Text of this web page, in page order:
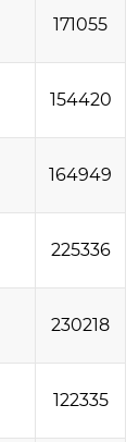
171055
154420
164949
225336
230218
122335